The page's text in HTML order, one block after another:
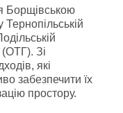
Борщівською
(ОТГ). Зі
які
забезпечити їх
простору.